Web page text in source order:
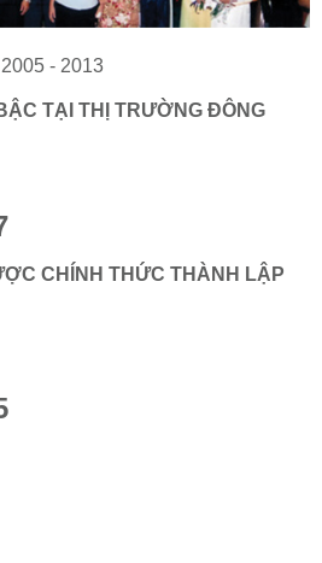
2005 - 2013
TẠI THỊ TRƯỜNG ĐÔNG
CHÍNH THỨC THÀNH LẬP